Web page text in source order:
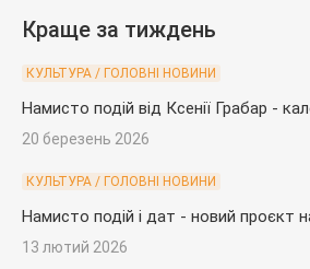
Краще за тиждень
КУЛЬТУРА / ГОЛОВНІ НОВИНИ
Намисто подій від Ксенії Грабар -
20 березень 2026
КУЛЬТУРА / ГОЛОВНІ НОВИНИ
Намисто подій і дат - новий проєкт
13 лютий 2026